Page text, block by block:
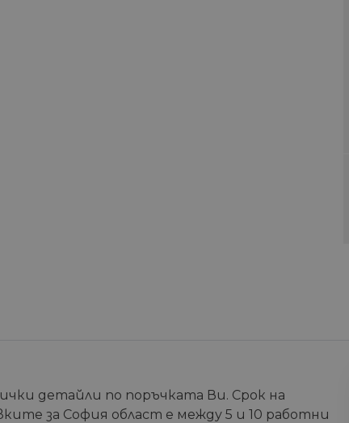
детайли по поръчката Ви. Срок на
за София област е между 5 и 10 работни